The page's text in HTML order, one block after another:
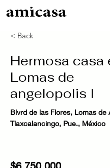
< Back
Hermosa casa
Lomas de
angelopolis I
Blvrd de las Flores, Lomas de
Tlaxcalancingo, Pue., México